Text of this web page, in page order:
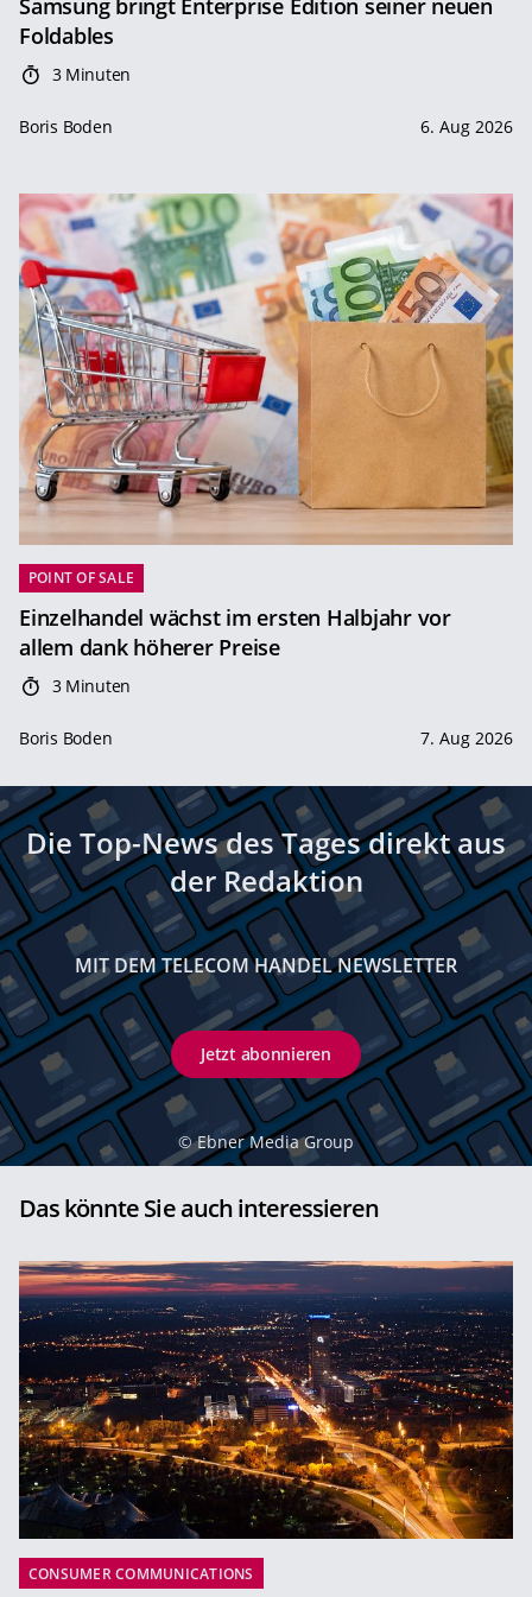
Samsung bringt Enterprise Edition seiner neuen
Foldables
3 Minuten
Boris Boden 6. Aug 2026
POINT OF SALE
Einzelhandel wächst im ersten Halbjahr vor
allem dank höherer Preise
3 Minuten
Boris Boden 7. Aug 2026
Die Top-News des Tages direkt aus
der Redaktion
MIT DEM TELECOM HANDEL NEWSLETTER
Jetzt abonnieren
© Ebner Media Group
Das könnte Sie auch interessieren
CONSUMER COMMUNICATIONS